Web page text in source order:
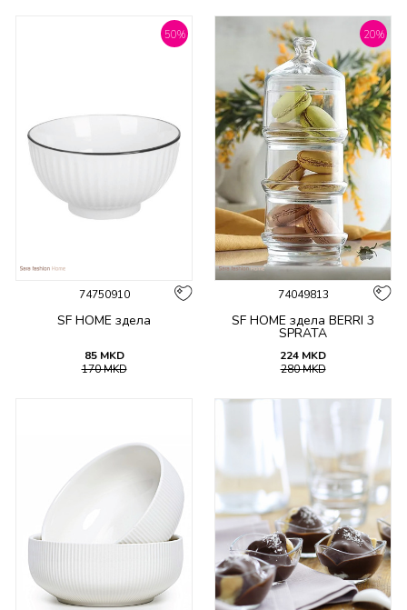
50%
74750910
SF HOME здела
85 MKD
170MKD
20%
74049813
SF HOME здела BERRI 3
SPRATA
224 MKD
280MKD